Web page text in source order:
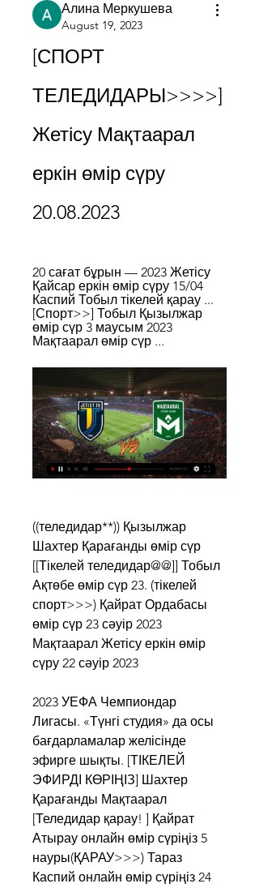
Алина Меркушева
August 19, 2023
[СПОРТ
ТЕЛЕДИДАРЫ>>>>]
Жетісу Мақтаарал
еркін өмір сүру
20.08.2023
20 сағат бұрын — 2023 Жетісу
Қайсар еркін өмір сүру 15/04
Каспий Тобыл тікелей қарау ...
[Спорт>>] Тобыл Қызылжар
өмір сүр 3 маусым 2023
Мақтаарал өмір сүр ...
((теледидар**)) Қызылжар
Шахтер Қарағанды өмір сүр
[[Тікелей теледидар@@]] Тобыл
Ақтөбе өмір сүр 23. (тікелей
спорт>>>) Қайрат Ордабасы
өмір сүр 23 сәуір 2023
Мақтаарал Жетісу еркін өмір
сүру 22 сәуір 2023
2023 УЕФА Чемпиондар
Лигасы. «Түнгі студия» да осы
бағдарламалар желісінде
эфирге шықты. [ТІКЕЛЕЙ
ЭФИРДІ КӨРІҢІЗ] Шахтер
Қарағанды Мақтаарал
[Теледидар қарау! ] Қайрат
Атырау онлайн өмір сүріңіз 5
науры(ҚАРАУ>>>) Тараз
Каспий онлайн өмір сүріңіз 24